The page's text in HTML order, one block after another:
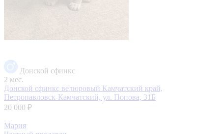
Донской сфинкс
2 мес.
Донской сфинкс велюровый Камчатский край,
Петропавловск-Камчатский, ул. Попова, 31Б
20 000 ₽
Мария